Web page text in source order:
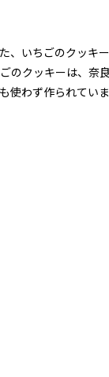
、いちごのクッキー
のクッキーは、奈
使わず作られてい